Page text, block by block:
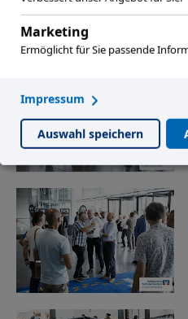
Marketing
Ermöglicht für Sie passende
Impressum
Auswahl speichern